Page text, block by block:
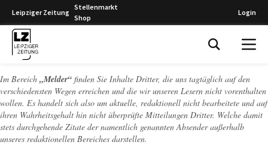
Leipziger Zeitung
Stellenmarkt
Shop
Login
Im Bereich „Melder“ finden Sie Inhalte Dritter, die uns tagtäglich auf den
verschiedensten Wegen erreichen und die wir unseren Lesern nicht vorenthalten
wollen. Es handelt sich also um aktuelle, redaktionell nicht bearbeitete und auf
ihren Wahrheitsgehalt hin nicht überprüfte Mitteilungen Dritter. Welche damit
stets durchgehende Zitate der namentlich genannten Absender außerhalb
unseres redaktionellen Bereiches darstellen.